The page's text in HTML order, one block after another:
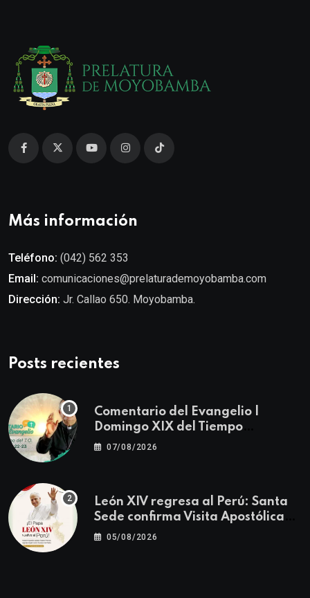
Más información
Teléfono: (042) 562 353
Email: comunicaciones@prelaturademoyobamba.com
Dirección: Jr. Callao 650. Moyobamba.
Posts recientes
Comentario del Evangelio |
Domingo XIX del Tiempo
Ordinario | Mateo 14, 22-23
07/08/2026
León XIV regresa al Perú: Santa
Sede confirma Visita Apostólica
del 11 al 17 de noviembre
05/08/2026